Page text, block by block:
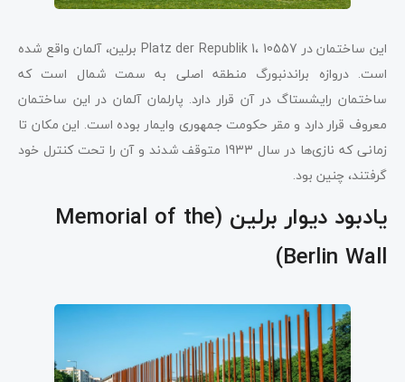
این ساختمان در Platz der Republik 1، 10557 برلین، آلمان واقع شده
است. دروازه براندنبورگ منطقه اصلی به سمت شمال است که
ساختمان رایشستاگ در آن قرار دارد. پارلمان آلمان در این ساختمان
معروف قرار دارد و مقر حکومت جمهوری وایمار بوده است. این مکان تا
زمانی که نازی‌ها در سال 1933 متوقف شدند و آن را تحت کنترل خود
گرفتند، چنین بود.
یادبود دیوار برلین (Memorial of the
Berlin Wall)